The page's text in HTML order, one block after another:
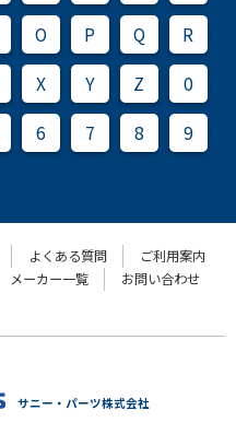
O P Q
R
X Y Z
0
6 7 8
9
よくある質問
ご利用案内
メーカー一覧
お問い合わせ
サニー・パーツ株式会社